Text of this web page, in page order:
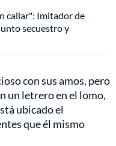
callar": Imitador de
secuestro y
con sus amos, pero
un letrero en el lomo,
ubicado el
que él mismo